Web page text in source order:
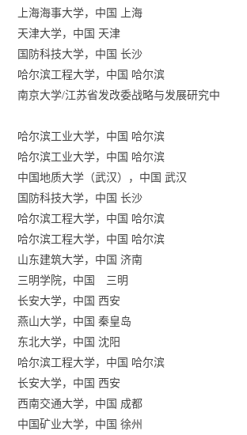
上海海事大学，中国 上海
天津大学，中国 天津
国防科技大学，中国 长沙
哈尔滨工程大学，中国 哈尔滨
南京大学/江苏省发改委战略与发展研究中
哈尔滨工业大学，中国 哈尔滨
哈尔滨工业大学，中国 哈尔滨
中国地质大学（武汉），中国 武汉
国防科技大学，中国 长沙
哈尔滨工程大学，中国 哈尔滨
哈尔滨工程大学，中国 哈尔滨
山东建筑大学，中国 济南
三明学院，中国 三明
长安大学，中国 西安
燕山大学，中国 秦皇岛
东北大学，中国 沈阳
哈尔滨工程大学，中国 哈尔滨
长安大学，中国 西安
西南交通大学，中国 成都
中国矿业大学，中国 徐州